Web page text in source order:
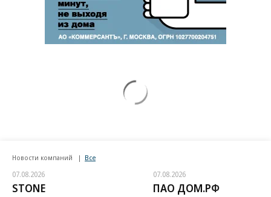
Новости компаний Все
07.08.2026
STONE
07.08.2026
ПАО ДОМ.РФ